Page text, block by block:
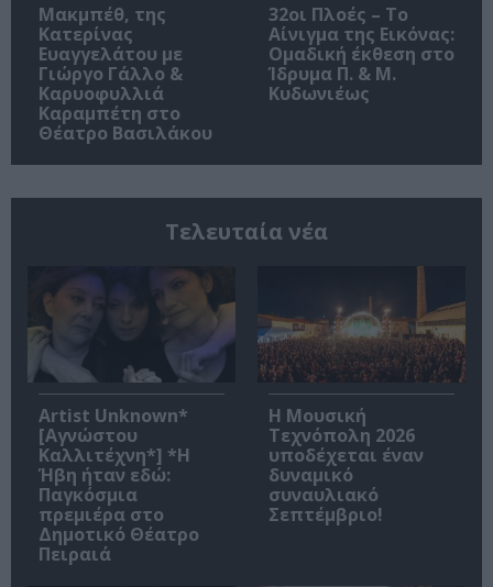
Μακμπέθ, της
Κατερίνας
Ευαγγελάτου με
Γιώργο Γάλλο &
Καρυοφυλλιά
Καραμπέτη στο
Θέατρο Βασιλάκου
32οι Πλοές – Το
Αίνιγμα της Εικόνας:
Ομαδική έκθεση στο
Ίδρυμα Π. & Μ.
Κυδωνιέως
Τελευταία νέα
Artist Unknown*
[Αγνώστου
Καλλιτέχνη*] *Η
Ήβη ήταν εδώ:
Παγκόσμια
πρεμιέρα στο
Δημοτικό Θέατρο
Πειραιά
Η Μουσική
Τεχνόπολη 2026
υποδέχεται έναν
δυναμικό
συναυλιακό
Σεπτέμβριο!